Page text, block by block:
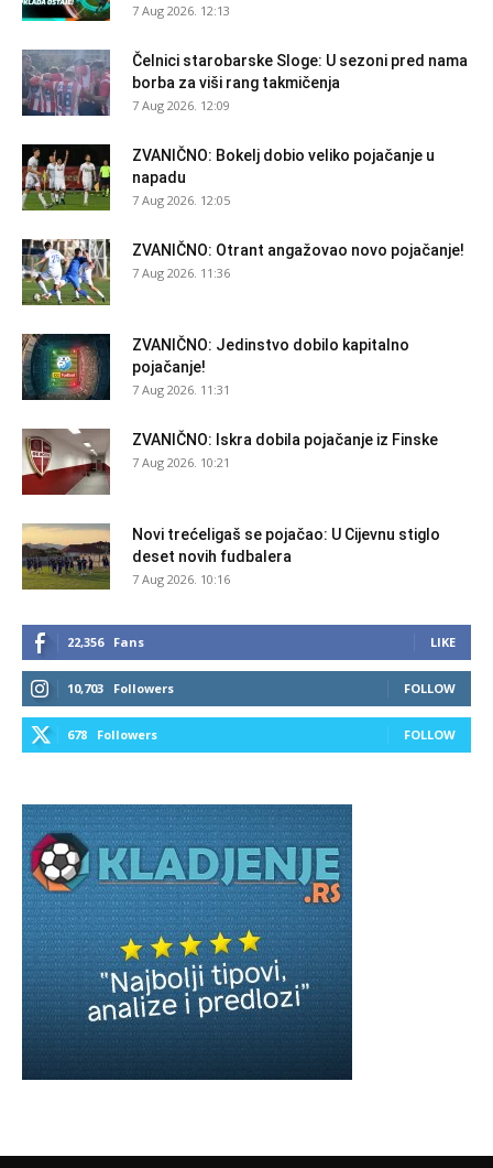
7 Aug 2026. 12:13
Čelnici starobarske Sloge: U sezoni pred nama
borba za viši rang takmičenja
7 Aug 2026. 12:09
ZVANIČNO: Bokelj dobio veliko pojačanje u
napadu
7 Aug 2026. 12:05
ZVANIČNO: Otrant angažovao novo pojačanje!
7 Aug 2026. 11:36
ZVANIČNO: Jedinstvo dobilo kapitalno
pojačanje!
7 Aug 2026. 11:31
ZVANIČNO: Iskra dobila pojačanje iz Finske
7 Aug 2026. 10:21
Novi trećeligaš se pojačao: U Cijevnu stiglo
deset novih fudbalera
7 Aug 2026. 10:16
22,356 Fans LIKE
10,703 Followers FOLLOW
678 Followers FOLLOW